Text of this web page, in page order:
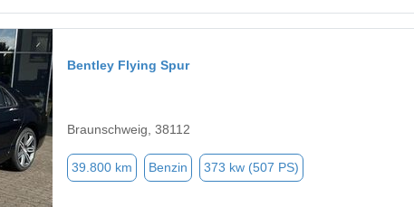
Bentley Flying Spur
Braunschweig, 38112
39.800 km Benzin 373 kw (507 PS)